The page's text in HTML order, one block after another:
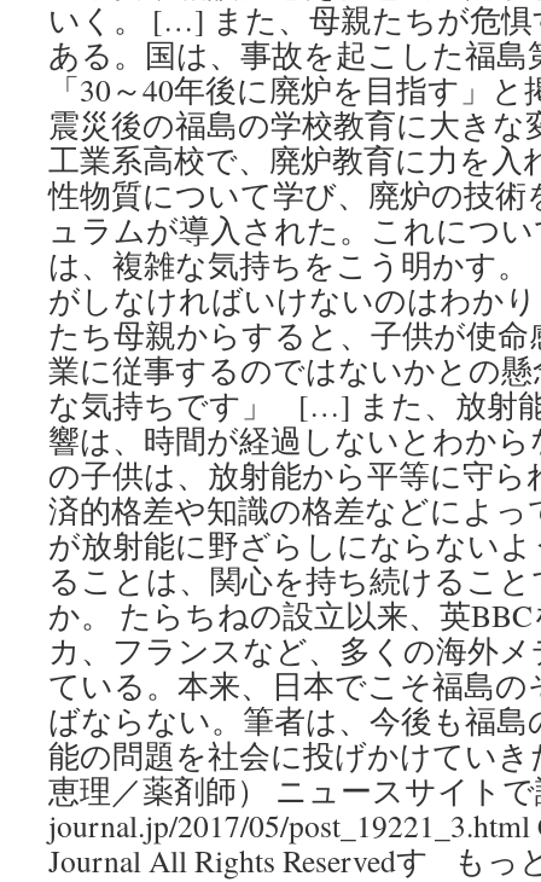
いく。 […] また、母親たちが危
ある。国は、事故を起こした福
「30～40年後に廃炉を目指す」
震災後の福島の学校教育に大き
工業系高校で、廃炉教育に力を入
性物質について学び、廃炉の技
ュラムが導入された。これにつ
は、複雑な気持ちをこう明かす
がしなければいけないのはわか
たち母親からすると、子供が使
業に従事するのではないかとの
な気持ちです」 […] また、放射
響は、時間が経過しないとわか
の子供は、放射能から平等に守
済的格差や知識の格差などによ
が放射能に野ざらしにならない
ることは、関心を持ち続けるこ
か。 たらちねの設立以来、英
カ、フランスなど、多くの海外
ている。本来、日本でこそ福島
ばならない。筆者は、今後も福
能の問題を社会に投げかけていき
恵理／薬剤師） ニュースサイトで
journal.jp/2017/05/
Journal All Rights Reservedす もっ